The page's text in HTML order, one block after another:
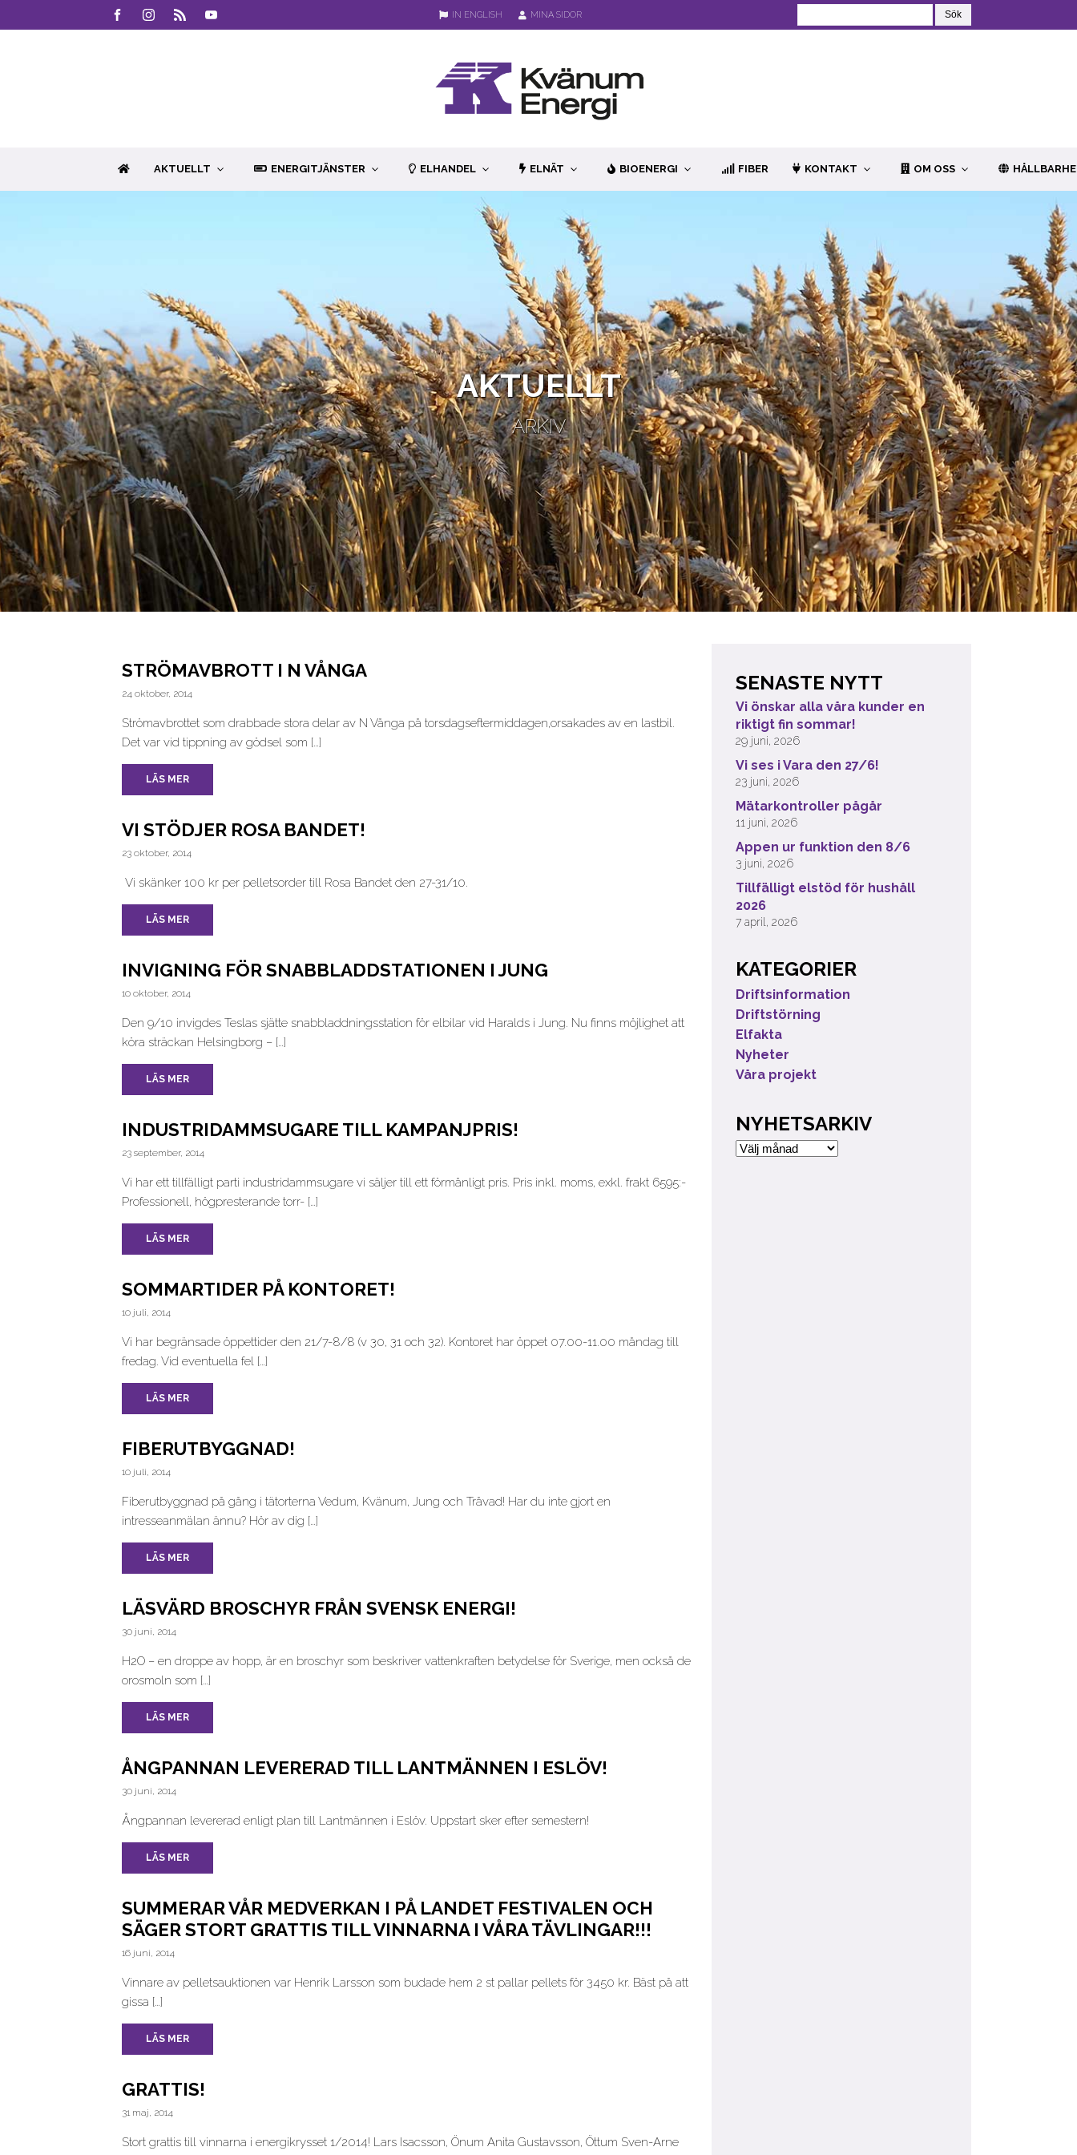
IN ENGLISH MINA SIDOR
AKTUELLT ENERGITJÄNSTER ELHANDEL ELNÄT BIOENERGI FIBER KONTAKT OM OSS
AKTUELLT
ARKIV
STRÖMAVBROTT I N VÅNGA
24 oktober, 2014
Strömavbrottet som drabbade stora delar av N Vånga på torsdagseftermiddagen,orsakades av en lastbil.
Det var vid tippning av gödsel som […]
LÄS MER
VI STÖDJER ROSA BANDET!
23 oktober, 2014
Vi skänker 100 kr per pelletsorder till Rosa Bandet den 27-31/10.
LÄS MER
INVIGNING FÖR SNABBLADDSTATIONEN I JUNG
10 oktober, 2014
Den 9/10 invigdes Teslas sjätte snabbladdningsstation för elbilar vid Haralds i Jung. Nu finns möjlighet att
köra sträckan Helsingborg – […]
LÄS MER
INDUSTRIDAMMSUGARE TILL KAMPANJPRIS!
23 september, 2014
Vi har ett tillfälligt parti industridammsugare vi säljer till ett förmånligt pris. Pris inkl. moms, exkl. frakt 6595:-
Professionell, högpresterande torr- […]
LÄS MER
SOMMARTIDER PÅ KONTORET!
10 juli, 2014
Vi har begränsade öppettider den 21/7-8/8 (v 30, 31 och 32). Kontoret har öppet 07.00-11.00 måndag till
fredag. Vid eventuella fel […]
LÄS MER
FIBERUTBYGGNAD!
10 juli, 2014
Fiberutbyggnad på gång i tätorterna Vedum, Kvänum, Jung och Tråvad! Har du inte gjort en
intresseanmälan ännu? Hör av dig […]
LÄS MER
LÄSVÄRD BROSCHYR FRÅN SVENSK ENERGI!
30 juni, 2014
H2O – en droppe av hopp, är en broschyr som beskriver vattenkraften betydelse för Sverige, men också de
orosmoln som […]
LÄS MER
ÅNGPANNAN LEVERERAD TILL LANTMÄNNEN I ESLÖV!
30 juni, 2014
Ångpannan levererad enligt plan till Lantmännen i Eslöv. Uppstart sker efter semestern!
LÄS MER
SUMMERAR VÅR MEDVERKAN I PÅ LANDET FESTIVALEN OCH
SÄGER STORT GRATTIS TILL VINNARNA I VÅRA TÄVLINGAR!!!
16 juni, 2014
Vinnare av pelletsauktionen var Henrik Larsson som budade hem 2 st pallar pellets för 3450 kr. Bäst på att
gissa […]
LÄS MER
GRATTIS!
31 maj, 2014
Stort grattis till vinnarna i energikrysset 1/2014! Lars Isacsson, Önum Anita Gustavsson, Öttum Sven-Arne
SENASTE NYTT
Vi önskar alla våra kunder en
riktigt fin sommar!
29 juni, 2026
Vi ses i Vara den 27/6!
23 juni, 2026
Mätarkontroller pågår
11 juni, 2026
Appen ur funktion den 8/6
3 juni, 2026
Tillfälligt elstöd för hushåll
2026
7 april, 2026
KATEGORIER
Driftsinformation
Driftstörning
Elfakta
Nyheter
Våra projekt
NYHETSARKIV
Nyhetsarkiv